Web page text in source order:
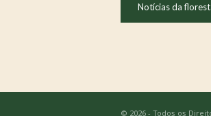
Notícias da
© 2026 - Todos os